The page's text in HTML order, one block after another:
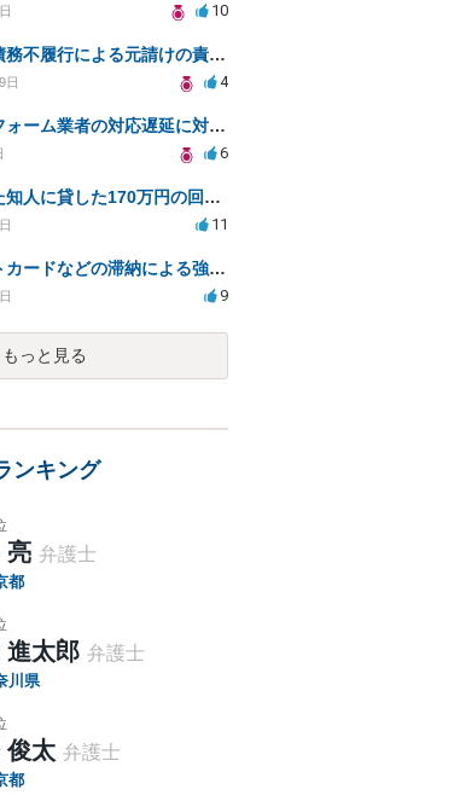
10
下請けの債務不履行による元請けの責任は無いのでしょうか？
日 4
トイレリフォーム業者の対応遅延に対する法的措置相談
6
亡くなった知人に貸した170万円の回収方法について相談したい
11
クレジットカードなどの滞納による強制執行について
9
もっと見る
ンキング
亮 弁護士
都
進太郎 弁護士
川県
俊太 弁護士
都